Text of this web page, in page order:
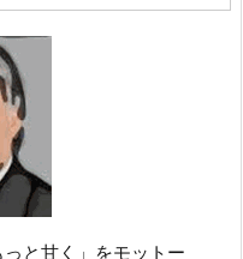
っと甘く」をモットー